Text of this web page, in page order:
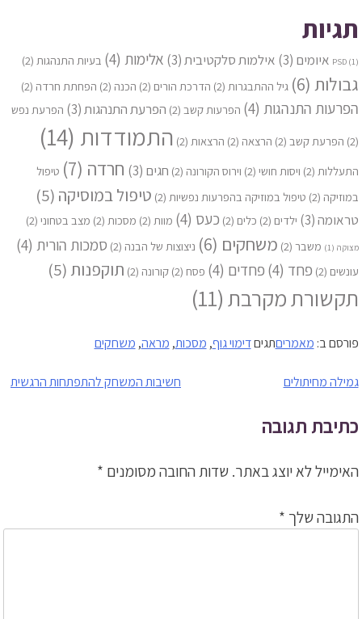
תגיות
PSD(1) איומים (3) אילמות סלקטיבית(3) אלימות (4) בעיות התנהגות (2)
גבולות (6) גיל ההתבגרות (2) הדרכת הורים (2) הכנה (2) הפחתת חרדה (2)
הפרעות התנהגות (4) הפרעות קשב (2) הפרעת התנהגות(3) הפרעת נפש
(2) הפרעת קשב (2) הרצאה (2) הרצאות (2) התמודדות (14)
התעללות (2) ויסות חושי (2) וירוס הקורונה (2) חגים (3) חרדה (7)
טיפול
במוזיקה (2) טיפול במוזיקה בהפרעות נפשיות (2) טיפול במוסיקה (5)
טראומה(3) ילדים (2) כלים (2) כעס (4) מוות (2) מסכות (2) מצב בטחוני (2)
מצוקה (1) משבר (2) משחקים (6) ניצוצות של הבנה (2) סמכות הורית (4)
עונשים (2) פחד (4) פחדים (4) פסח (2) קורונה (2) תוקפנות (5)
תקשורת מקרבת(11)
פורסם ב: מאמריםתגיםדימוי גוף, מסכות, מראה, משחקים
ניווט חשיבות המשחק להתפתחות הרגשית גמילה מחיתולים
כתיבת תגובה
האימייל לא יוצג באתר. שדות החובה מסומנים *
התגובה שלך *